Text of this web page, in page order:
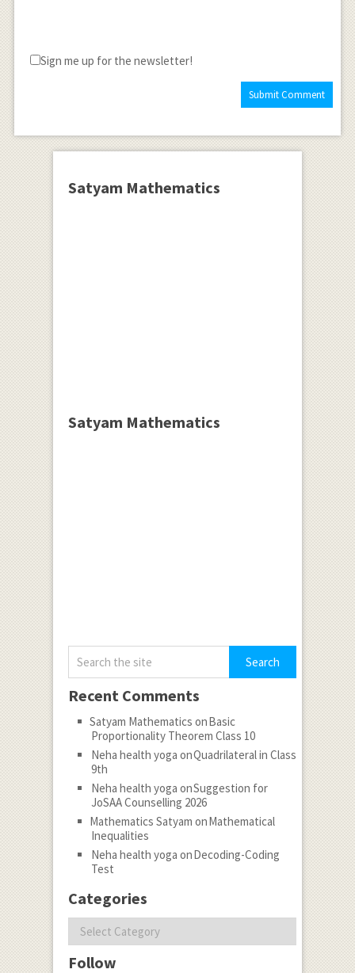
Sign me up for the newsletter!
Satyam Mathematics
Satyam Mathematics
Recent Comments
Satyam Mathematics onBasic
Proportionality Theorem Class 10
Neha health yoga onQuadrilateral in Class
9th
Neha health yoga onSuggestion for
JoSAA Counselling 2026
Mathematics Satyam onMathematical
Inequalities
Neha health yoga onDecoding-Coding
Test
Categories
Follow